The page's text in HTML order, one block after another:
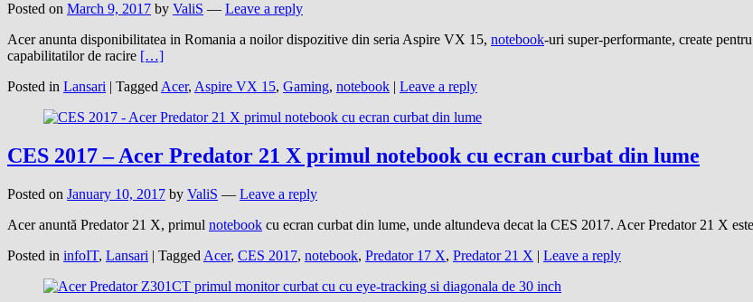
Posted on March 9, 2017 by ValiS — Leave a reply
Acer anunta disponibilitatea in Romania a noilor dispozitive din seria Aspire VX 15, notebook-uri super-performante, create
capabilitatilor de racire […]
Posted in Lansari | Tagged Acer, Aspire VX 15, Gaming, notebook | Leave a reply
CES 2017 – Acer Predator 21 X primul notebook cu ecran curbat din lume
Posted on January 10, 2017 by ValiS — Leave a reply
Acer anuntă Predator 21 X, primul notebook cu ecran curbat din lume, unde altundeva decat la CES 2017. Acer Predator 21 X
Posted in infoIT, Lansari | Tagged Acer, CES 2017, notebook, Predator 17 X, Predator 21 X | Leave a reply